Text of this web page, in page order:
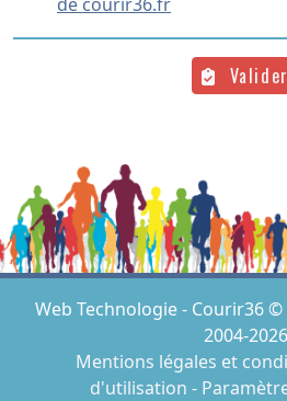
Valider
Web Technologie - Courir36
2004-2026
Mentions légales et
d'utilisation -